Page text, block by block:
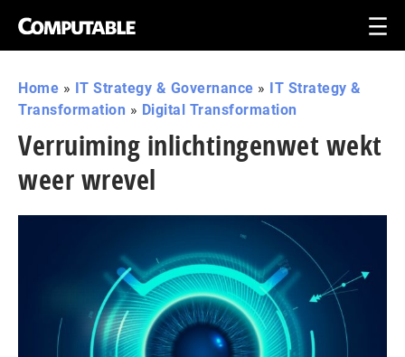
Home » IT Strategy & Governance » IT Strategy &
Transformation » Digital Transformation
Verruiming inlichtingenwet wekt
weer wrevel